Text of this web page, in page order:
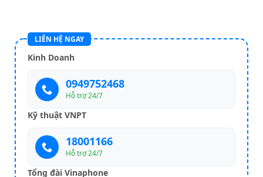
LIÊN HỆ NGAY
Kinh Doanh
0949752468
Hỗ trợ 24/7
Kỹ thuật VNPT
18001166
Hỗ trợ 24/7
Tổng đài Vinaphone